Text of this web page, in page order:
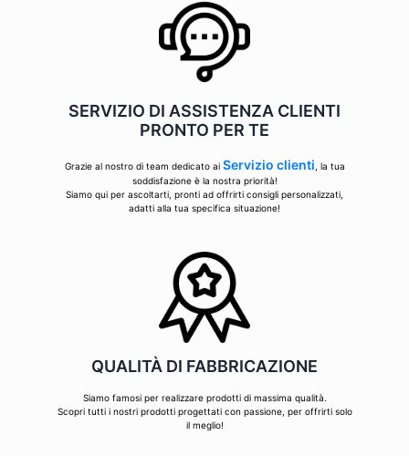
SERVIZIO DI ASSISTENZA CLIENTI
PRONTO PER TE
Grazie al nostro di team dedicato ai Servizio clienti , la tua
soddisfazione è la nostra priorità!
Siamo qui per ascoltarti, pronti ad offrirti consigli personalizzati,
adatti alla tua specifica situazione!
QUALITÀ DI FABBRICAZIONE
Siamo famosi per realizzare prodotti di massima qualità.
Scopri tutti i nostri prodotti progettati con passione, per offrirti solo
il meglio!